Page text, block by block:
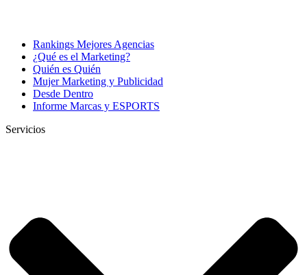
Rankings Mejores Agencias
¿Qué es el Marketing?
Quién es Quién
Mujer Marketing y Publicidad
Desde Dentro
Informe Marcas y ESPORTS
Servicios